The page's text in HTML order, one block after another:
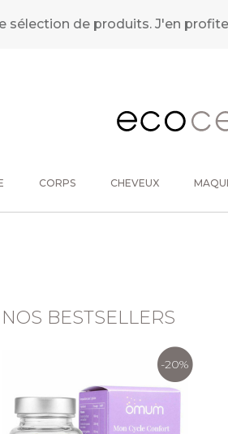
sélection de produits.J'en
CORPS CHEVEUX
NOS BESTSELLERS
-20%